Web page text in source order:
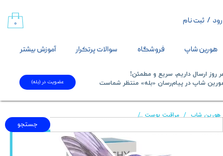
هورین شاپ فروشگاه سوالات پرتکرار آموزش بیشتر
/ ثبت نام
حساب کاربری من
تغییر گذر واژه
خروج از حساب کاربری
۰
جستجو
روز ارسال داریم، سریع و مطمئن!
شاپ در پیام‌رسان «بله» منتظر شماست​​​​​​​
عضویت در (بله)
هورین شاپ مراقبت پوست سرم آبرسان و تقویت کننده پوستی مینرال ۸۹ویشی